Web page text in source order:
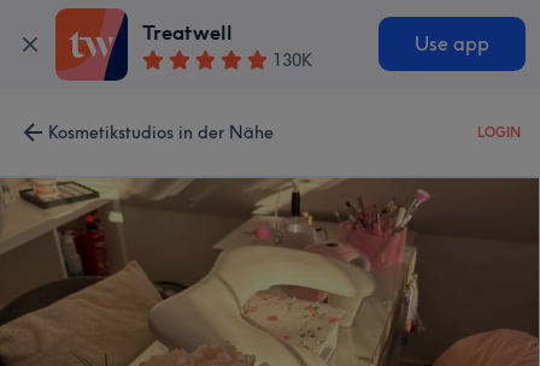
Treatwell
130K
Use app
Kosmetikstudios in der Nähe LOGIN